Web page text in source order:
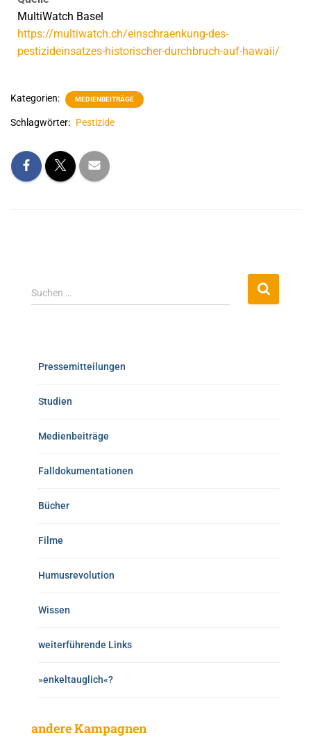
MultiWatch Basel
https://multiwatch.ch/einschraenkung-des-
pestizideinsatzes-historischer-durchbruch-auf-hawaii/
Kategorien: MEDIENBEITRÄGE
Schlagwörter: Pestizide
Suchen …
Pressemitteilungen
Studien
Medienbeiträge
Falldokumentationen
Bücher
Filme
Humusrevolution
Wissen
weiterführende Links
»enkeltauglich«?
andere Kampagnen